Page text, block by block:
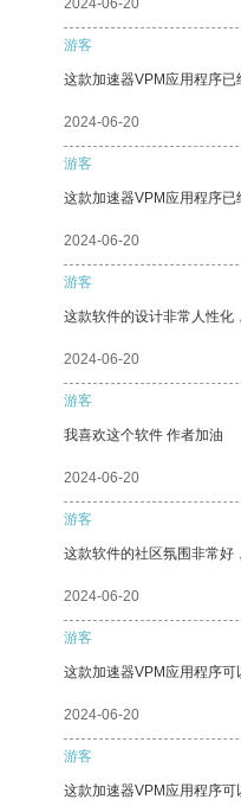
2024-06-20
游客
这款加速器VPM应用程序
2024-06-20
游客
这款加速器VPM应用程序
2024-06-20
游客
这款软件的设计非常人性化
2024-06-20
游客
我喜欢这个软件 作者加油
2024-06-20
游客
这款软件的社区氛围非常好
2024-06-20
游客
这款加速器VPM应用程序可
2024-06-20
游客
这款加速器VPM应用程序